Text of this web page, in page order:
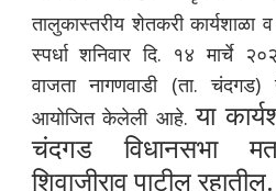
तालुकास्तरीय शेतकरी कार्यशाळा
स्पर्धा शनिवार दि. १४ मार्चे
वाजता नागणवाडी (ता.
आयोजित केलेली आहे.या
चंदगड विधानसभा
शिवाजीराव पाटील रहातील.